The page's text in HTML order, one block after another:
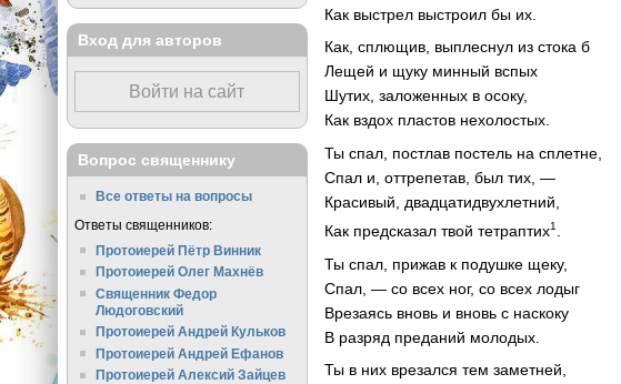
Как выстрел выстроил бы их.
Как, сплющив, выплеснул из стока б
Лещей и щуку минный вспых
Шутих, заложенных в осоку,
Как вздох пластов нехолостых.
Ты спал, постлав постель на сплетне,
Спал и, оттрепетав, был тих, —
Красивый, двадцатидвухлетний,
Как предсказал твой тетраптих1
Ты спал, прижав к подушке щеку,
Спал, — со всех ног, со всех лодыг
Врезаясь вновь и вновь с наскоку
В разряд преданий молодых.
Ты в них врезался тем заметней,
Вход для авторов
Войти на сайт
Вопрос священнику
Все ответы на вопросы
Ответы священников:
Протоиерей Пётр Винник
Протоиерей Олег Махнёв
Священник Федор
Людоговский
Протоиерей Андрей Кульков
Протоиерей Андрей Ефанов
Протоиерей Алексий Зайцев